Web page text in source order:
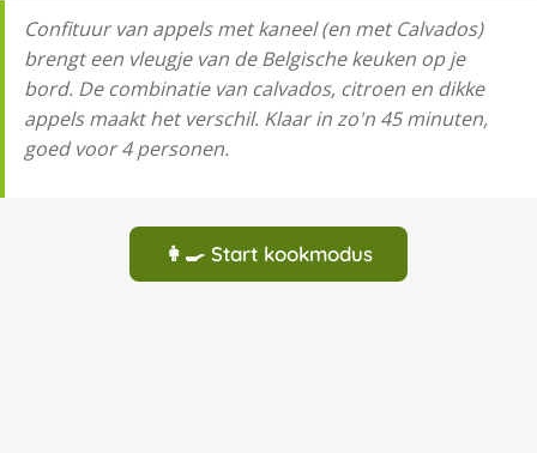
Confituur van appels met kaneel (en met Calvados)
brengt een vleugje van de Belgische keuken op je
bord. De combinatie van calvados, citroen en dikke
appels maakt het verschil. Klaar in zo'n 45 minuten,
goed voor 4 personen.
👩‍🍳 Start kookmodus